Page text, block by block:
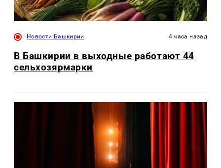
Новости Башкирии 4 часа назад
В Башкирии в выходные работают 44
сельхозярмарки